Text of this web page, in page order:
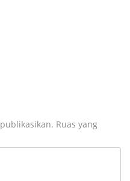
Ruas yang